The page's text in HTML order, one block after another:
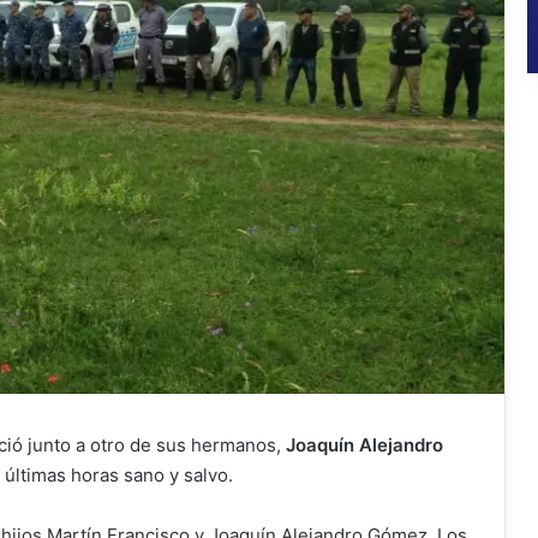
junto a otro de sus hermanos, Joaquín Alejandro
horas sano y salvo.